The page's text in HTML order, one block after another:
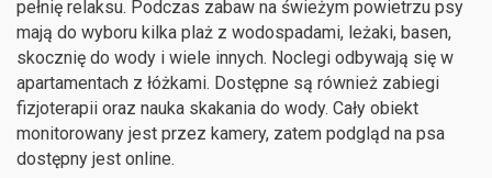
pełnię relaksu. Podczas zabaw na świeżym powietrzu psy
mają do wyboru kilka plaż z wodospadami, leżaki, basen,
skocznię do wody i wiele innych. Noclegi odbywają się w
apartamentach z łóżkami. Dostępne są również zabiegi
fizjoterapii oraz nauka skakania do wody. Cały obiekt
monitorowany jest przez kamery, zatem podgląd na psa
dostępny jest online.